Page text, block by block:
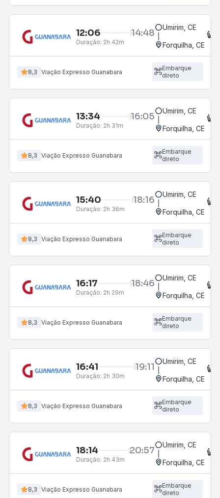
12:06 14:48
Duração: 2h 42m
Umirim, CE
Forquilha, CE
8,3 Viação Expresso Guanabara
Embarque
direto
13:34 16:05
Duração: 2h 31m
Umirim, CE
Forquilha, CE
8,3 Viação Expresso Guanabara
Embarque
direto
15:40 18:16
Duração: 2h 36m
Umirim, CE
Forquilha, CE
8,3 Viação Expresso Guanabara
Embarque
direto
16:17 18:46
Duração: 2h 29m
Umirim, CE
Forquilha, CE
8,3 Viação Expresso Guanabara
Embarque
direto
16:41 19:11
Duração: 2h 30m
Umirim, CE
Forquilha, CE
8,3 Viação Expresso Guanabara
Embarque
direto
18:14 20:57
Duração: 2h 43m
Umirim, CE
Forquilha, CE
8,3 Viação Expresso Guanabara
Embarque
direto